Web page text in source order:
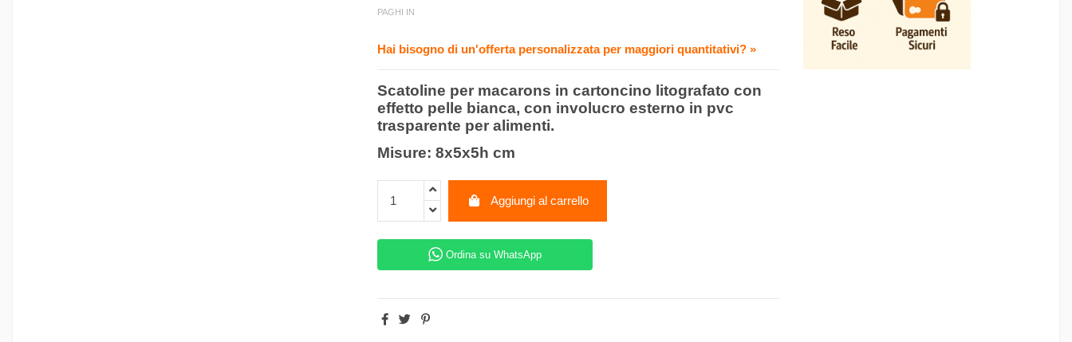
PAGHI IN
Hai bisogno di un'offerta personalizzata per maggiori quantitativi? »
Scatoline per macarons in cartoncino litografato con
effetto pelle bianca, con involucro esterno in pvc
trasparente per alimenti.
Misure: 8x5x5h cm
Aggiungi al carrello
Ordina su WhatsApp